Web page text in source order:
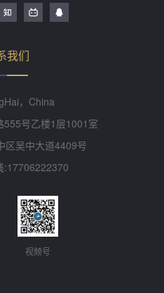
我们
，China
555号乙楼1层1001室
区吴中大道4409号
:17706222370
视频号